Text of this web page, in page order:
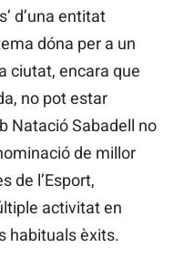
d’una entitat
dóna per a un
ciutat, encara que
no pot estar
Natació Sabadell no
de millor
de l’Esport,
activitat en
habituals èxits.